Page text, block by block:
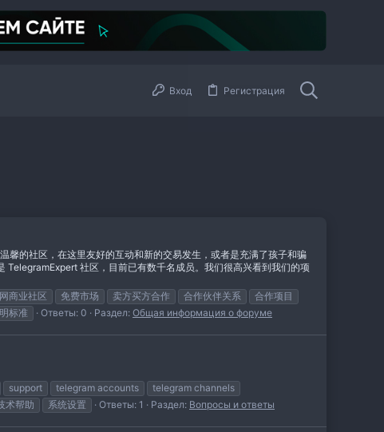
Вход Регистрация
馨的社区，在这里友好的互动和新的交易发生，或者是充满了孩子和骗
社区，目前已有数千名成员。我们很高兴看到我们的项
商业社区 免费市场 卖方买方合作 合作伙伴关系
合作项目
标准 Ответы: 0 Раздел: Общая информация о форуме
support telegram accounts
telegram channels
术帮助 系统设置 Ответы: 1 Раздел: Вопросы и ответы